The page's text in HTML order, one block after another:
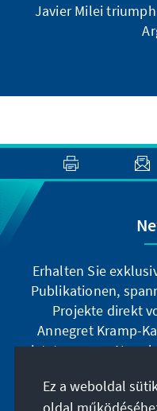
Javier Milei
Erhalten Sie
Publikationen,
Projekte direkt
Annegret Kramp-
jetzt unseren
Ez a weboldal
oldal